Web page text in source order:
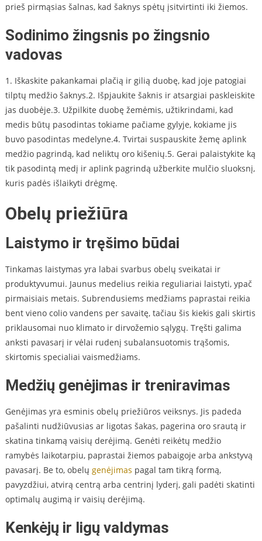
prieš pirmąsias šalnas, kad šaknys spėtų įsitvirtinti iki žiemos.
Sodinimo žingsnis po žingsnio
vadovas
1. Iškaskite pakankamai plačią ir gilią duobę, kad joje patogiai
tilptų medžio šaknys.2. Išpjaukite šaknis ir atsargiai paskleiskite
jas duobėje.3. Užpilkite duobę žemėmis, užtikrindami, kad
medis būtų pasodintas tokiame pačiame gylyje, kokiame jis
buvo pasodintas medelyne.4. Tvirtai suspauskite žemę aplink
medžio pagrindą, kad neliktų oro kišenių.5. Gerai palaistykite ką
tik pasodintą medį ir aplink pagrindą užberkite mulčio sluoksnį,
kuris padės išlaikyti drėgmę.
Obelų priežiūra
Laistymo ir tręšimo būdai
Tinkamas laistymas yra labai svarbus obelų sveikatai ir
produktyvumui. Jaunus medelius reikia reguliariai laistyti, ypač
pirmaisiais metais. Subrendusiems medžiams paprastai reikia
bent vieno colio vandens per savaitę, tačiau šis kiekis gali skirtis
priklausomai nuo klimato ir dirvožemio sąlygų. Tręšti galima
anksti pavasarį ir vėlai rudenį subalansuotomis trąšomis,
skirtomis specialiai vaismedžiams.
Medžių genėjimas ir treniravimas
Genėjimas yra esminis obelų priežiūros veiksnys. Jis padeda
pašalinti nudžiūvusias ar ligotas šakas, pagerina oro srautą ir
skatina tinkamą vaisių derėjimą. Genėti reikėtų medžio
ramybės laikotarpiu, paprastai žiemos pabaigoje arba ankstyvą
pavasarį. Be to, obelų genėjimas pagal tam tikrą formą,
pavyzdžiui, atvirą centrą arba centrinį lyderį, gali padėti skatinti
optimalų augimą ir vaisių derėjimą.
Kenkėjų ir ligų valdymas